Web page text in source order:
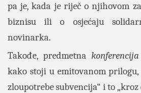
pa je, kada je riječ o njihovom
biznisu ili o osjećaju
novinarka.
Takođe, predmetna konferencija
kako stoji u emitovanom
zloupotrebe subvencija“ i to